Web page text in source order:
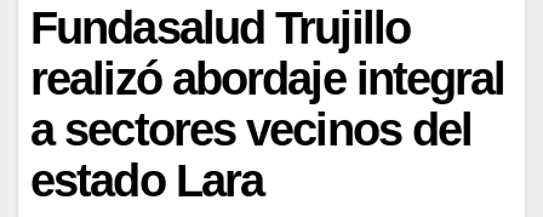
Fundasalud Trujillo
realizó abordaje integral
a sectores vecinos del
estado Lara